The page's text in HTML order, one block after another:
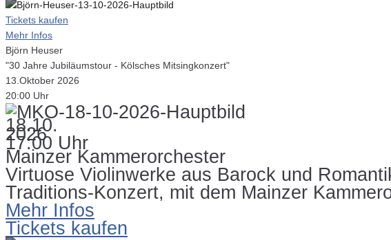
Tickets kaufen
Mehr Infos
Björn Heuser
"30 Jahre Jubiläumstour - Kölsches Mitsingkonzert"
13.Oktober 2026
20:00 Uhr
18.10.
2026
17:00 Uhr
Mainzer Kammerorchester
Virtuose Violinwerke aus Barock und
Traditions-Konzert, mit dem Mainzer
Mehr Infos
Tickets kaufen